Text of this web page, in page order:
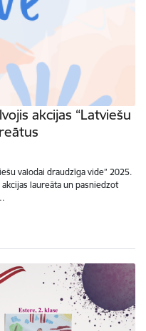
akcijas “Latviešu
valodai draudzīga vide” 2025.
laureāta un pasniedzot